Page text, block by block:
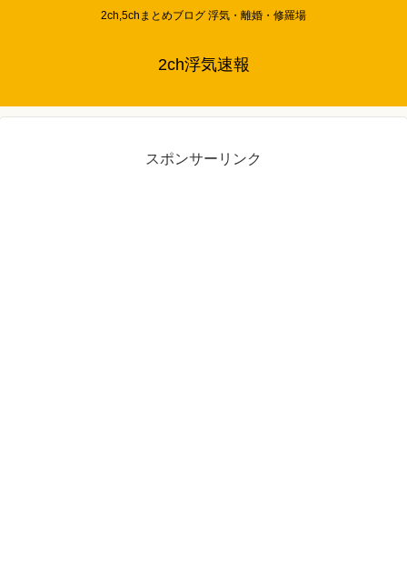
2ch,5chまとめブログ 浮気・離婚・修羅場
2ch浮気速報
スポンサーリンク